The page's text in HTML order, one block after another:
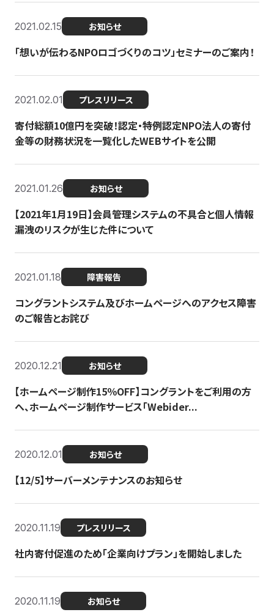
2021.02.15 お知らせ
「想いが伝わるNPOロゴづくりのコツ」セミナーのご案内！
2021.02.01 プレスリリース
寄付総額10億円を突破！認定・特例認定NPO法人の寄付
金等の財務状況を一覧化したWEBサイトを公開
2021.01.26 お知らせ
【2021年1月19日】会員管理システムの不具合と個人情報
漏洩のリスクが生じた件について
2021.01.18 障害報告
コングラントシステム及びホームページへのアクセス障害
のご報告とお詫び
2020.12.21 お知らせ
【ホームページ制作15％OFF】コングラントをご利用の方
へ、ホームページ制作サービス「Webider...
2020.12.01 お知らせ
【12/5】サーバーメンテナンスのお知らせ
2020.11.19 プレスリリース
社内寄付促進のため「企業向けプラン」を開始しました
2020.11.19 お知らせ